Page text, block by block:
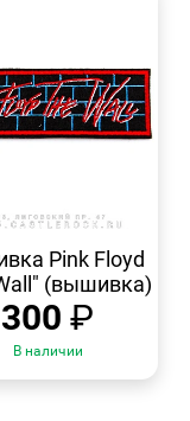
ПРОСМОТР
Pink Floyd
(вышивка)
300 ₽
В наличии